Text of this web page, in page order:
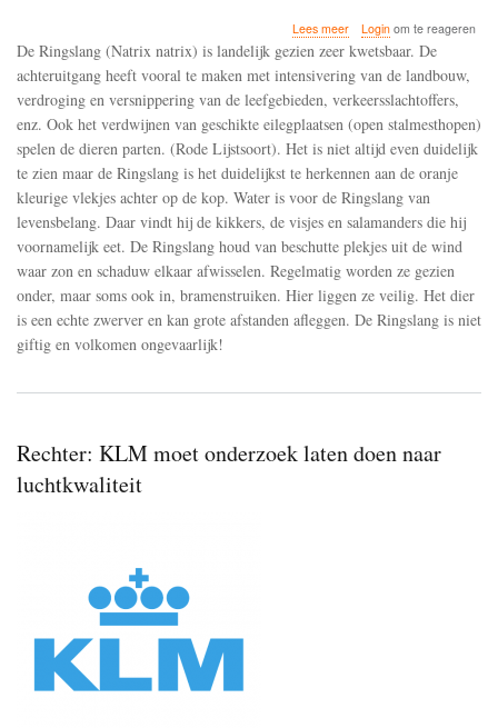
Lees meerover
De
heeft
het
zwaar
Nederland
Loginom te reageren
De Ringslang (Natrix natrix) is landelijk gezien zeer kwetsbaar. De
achteruitgang heeft vooral te maken met intensivering van de landbouw,
verdroging en versnippering van de leefgebieden, verkeersslachtoffers,
enz. Ook het verdwijnen van geschikte eilegplaatsen (open stalmesthopen)
spelen de dieren parten. (Rode Lijstsoort). Het is niet altijd even duidelijk
te zien maar de Ringslang is het duidelijkst te herkennen aan de oranje
kleurige vlekjes achter op de kop. Water is voor de Ringslang van
levensbelang. Daar vindt hij de kikkers, de visjes en salamanders die hij
voornamelijk eet. De Ringslang houd van beschutte plekjes uit de wind
waar zon en schaduw elkaar afwisselen. Regelmatig worden ze gezien
onder, maar soms ook in, bramenstruiken. Hier liggen ze veilig. Het dier
is een echte zwerver en kan grote afstanden afleggen. De Ringslang is niet
giftig en volkomen ongevaarlijk!
Rechter: KLM moet onderzoek laten doen naar
luchtkwaliteit